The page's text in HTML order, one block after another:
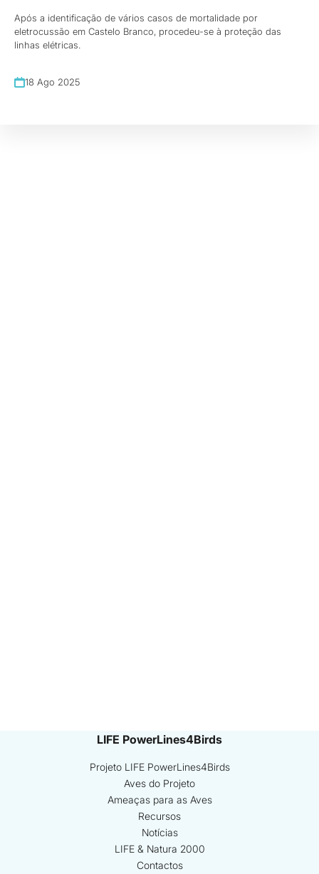
Após a identificação de vários casos de mortalidade por
eletrocussão em Castelo Branco, procedeu-se à proteção das
linhas elétricas.
18 Ago 2025
LIFE PowerLines4Birds
Projeto LIFE PowerLines4Birds
Aves do Projeto
Ameaças para as Aves
Recursos
Notícias
LIFE & Natura 2000
Contactos